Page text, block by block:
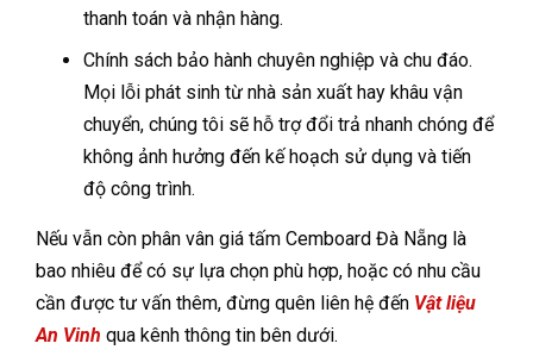
thanh toán và nhận hàng.
Chính sách bảo hành chuyên nghiệp và chu đáo.
Mọi lỗi phát sinh từ nhà sản xuất hay khâu vận
chuyển, chúng tôi sẽ hỗ trợ đổi trả nhanh chóng để
không ảnh hưởng đến kế hoạch sử dụng và tiến
độ công trình.
Nếu vẫn còn phân vân giá tấm Cemboard Đà Nẵng là
bao nhiêu để có sự lựa chọn phù hợp, hoặc có nhu cầu
cần được tư vấn thêm, đừng quên liên hệ đến Vật liệu
An Vinh qua kênh thông tin bên dưới.